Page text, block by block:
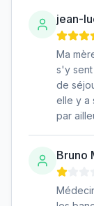
jean-
Ma
s'y
de
elle y a
par
Bruno